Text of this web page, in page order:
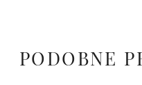
PODOBNE